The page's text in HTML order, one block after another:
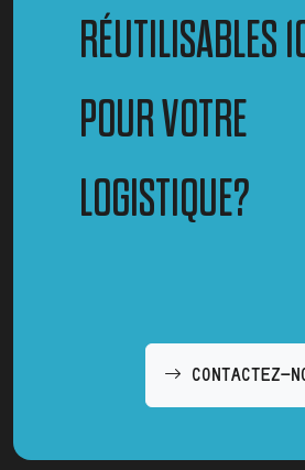
RÉUTILISABLES
POUR VOTRE
LOGISTIQUE?
CONTACTEZ-